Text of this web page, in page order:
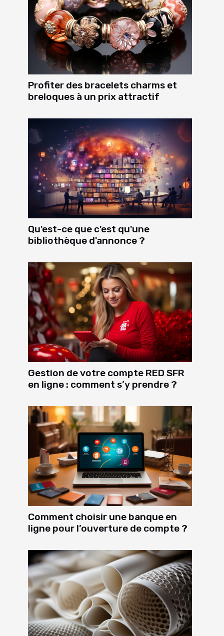
Profiter des bracelets charms et
breloques à un prix attractif
Qu'est-ce que c'est qu'une
bibliothèque d'annonce ?
Gestion de votre compte RED SFR
en ligne : comment s’y prendre ?
Comment choisir une banque en
ligne pour l’ouverture de compte ?